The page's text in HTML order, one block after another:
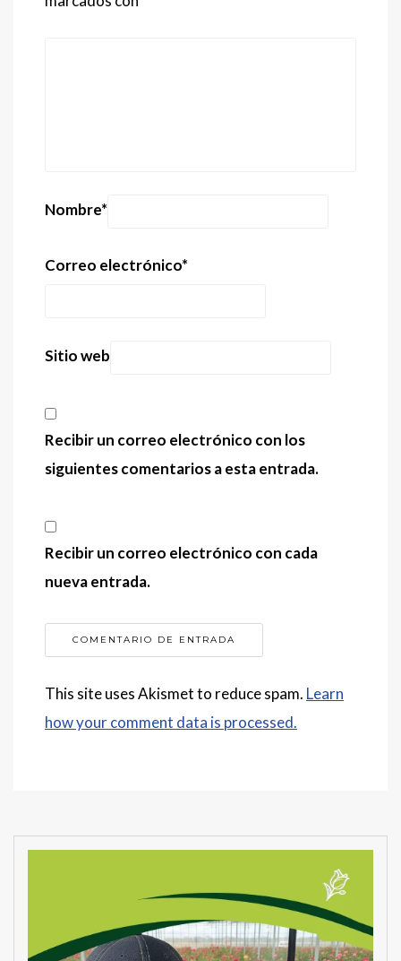
Nombre*
Correo electrónico*
Sitio web
Recibir un correo electrónico con los
siguientes comentarios a esta entrada.
Recibir un correo electrónico con cada
nueva entrada.
This site uses Akismet to reduce spam. Learn
how your comment data is processed.